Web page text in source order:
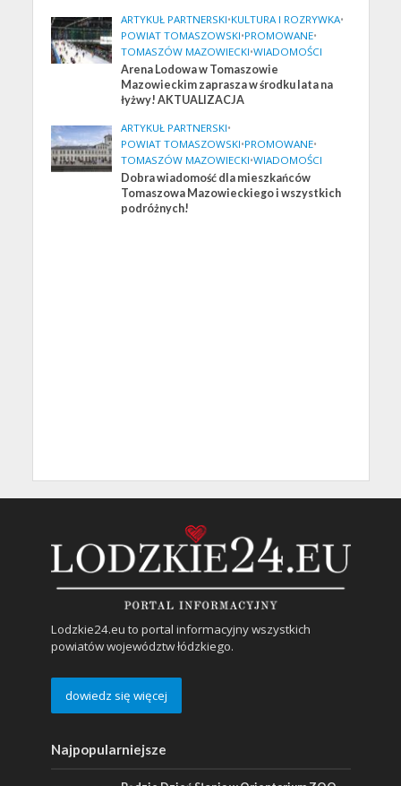
ARTYKUŁ PARTNERSKI•KULTURA I ROZRYWKA•
POWIAT TOMASZOWSKI•PROMOWANE•
TOMASZÓW MAZOWIECKI•WIADOMOŚCI
Arena Lodowa w Tomaszowie
Mazowieckim zaprasza w środku lata na
łyżwy! AKTUALIZACJA
ARTYKUŁ PARTNERSKI•
POWIAT TOMASZOWSKI•PROMOWANE•
TOMASZÓW MAZOWIECKI•WIADOMOŚCI
Dobra wiadomość dla mieszkańców
Tomaszowa Mazowieckiego i wszystkich
podróżnych!
Lodzkie24.eu to portal informacyjny wszystkich
powiatów województw łódzkiego.
dowiedz się więcej
Najpopularniejsze